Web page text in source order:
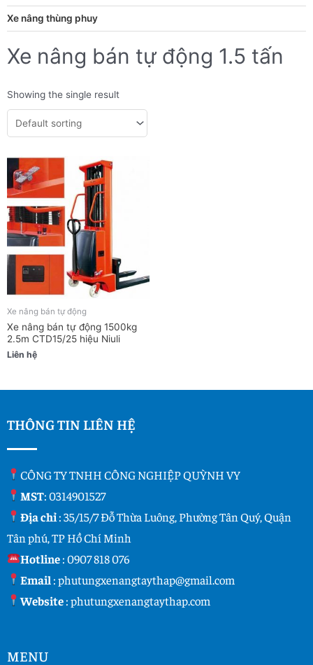
Xe nâng thùng phuy
Xe nâng bán tự động 1.5 tấn
Showing the single result
Xe nâng bán tự động
Xe nâng bán tự động 1500kg
2.5m CTD15/25 hiệu Niuli
Liên hệ
THÔNG TIN LIÊN HỆ
CÔNG TY TNHH CÔNG NGHIỆP QUỲNH VY
MST: 0314901527
Địa chỉ: 35/15/7 Đỗ Thừa Luông, Phường Tân Quý, Quận
Tân phú, TP Hồ Chí Minh
Hotline:0907 818 076
Email :phutungxenangtaythap@gmail.com
Website:phutungxenangtaythap.com
MENU